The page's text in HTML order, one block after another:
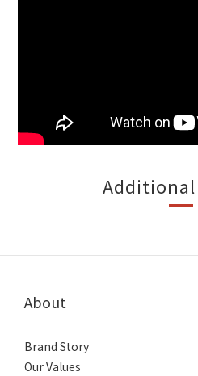
About
Brand Story
Our Values